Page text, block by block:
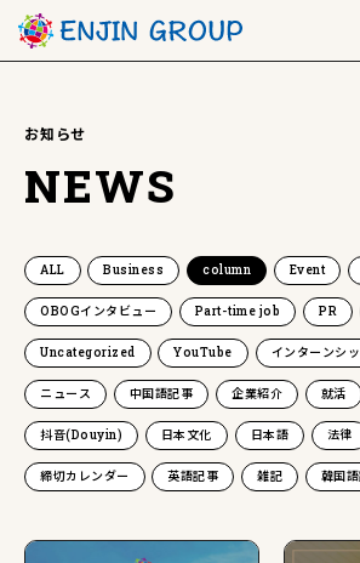
お知らせ
NEWS
ALL Business column Event
OBOGインタビュー Part-time job PR
Uncategorized YouTube インターンシ
ニュース 中国語記事 企業紹介 就活
抖音(Douyin) 日本文化 日本語 法律
締切カレンダー 英語記事 雑記 韓国